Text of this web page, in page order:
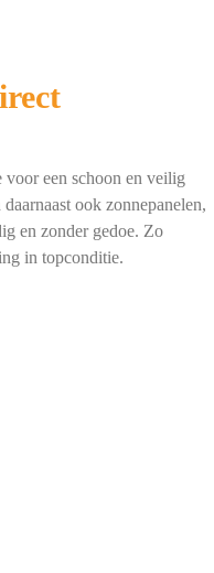
een schoon en veilig
ook zonnepanelen,
en zonder gedoe. Zo
in topconditie.